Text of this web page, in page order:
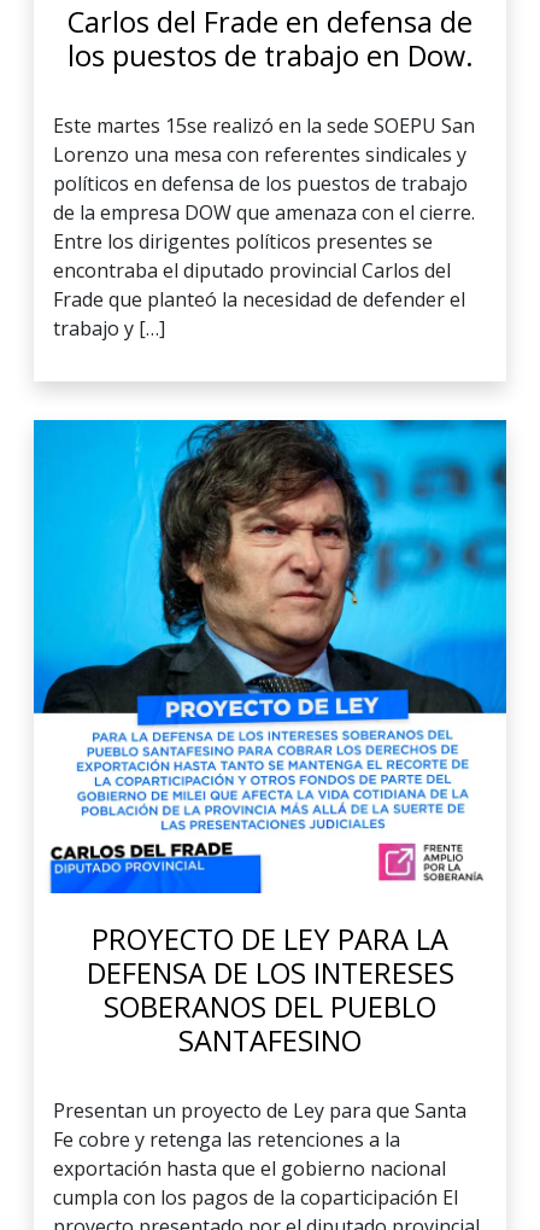
Carlos del Frade en defensa de
los puestos de trabajo en Dow.
Este martes 15se realizó en la sede SOEPU San
Lorenzo una mesa con referentes sindicales y
políticos en defensa de los puestos de trabajo
de la empresa DOW que amenaza con el cierre.
Entre los dirigentes políticos presentes se
encontraba el diputado provincial Carlos del
Frade que planteó la necesidad de defender el
trabajo y […]
PROYECTO DE LEY PARA LA
DEFENSA DE LOS INTERESES
SOBERANOS DEL PUEBLO
SANTAFESINO
Presentan un proyecto de Ley para que Santa
Fe cobre y retenga las retenciones a la
exportación hasta que el gobierno nacional
cumpla con los pagos de la coparticipación El